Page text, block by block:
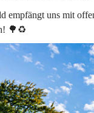
empfängt uns mit
🌳♻️